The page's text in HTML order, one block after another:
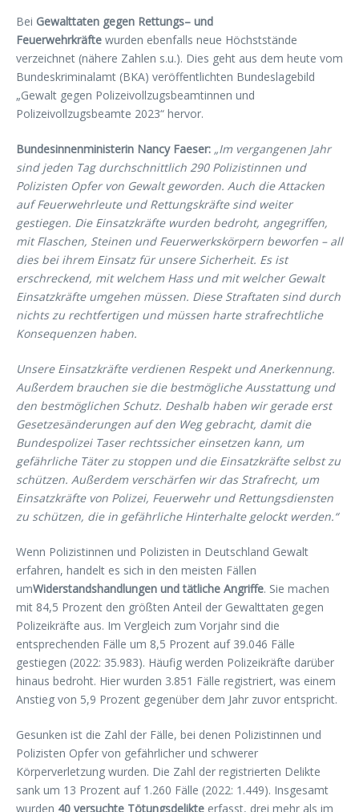
Bei Gewalttaten gegen Rettungs– und
Feuerwehrkräfte wurden ebenfalls neue Höchststände
verzeichnet (nähere Zahlen s.u.). Dies geht aus dem heute vom
Bundeskriminalamt (BKA) veröffentlichten Bundeslagebild
„Gewalt gegen Polizeivollzugsbeamtinnen und
Polizeivollzugsbeamte 2023“ hervor.
Bundesinnenministerin Nancy Faeser: „Im vergangenen Jahr
sind jeden Tag durchschnittlich 290 Polizistinnen und
Polizisten Opfer von Gewalt geworden. Auch die Attacken
auf Feuerwehrleute und Rettungskräfte sind weiter
gestiegen. Die Einsatzkräfte wurden bedroht, angegriffen,
mit Flaschen, Steinen und Feuerwerkskörpern beworfen – all
dies bei ihrem Einsatz für unsere Sicherheit. Es ist
erschreckend, mit welchem Hass und mit welcher Gewalt
Einsatzkräfte umgehen müssen. Diese Straftaten sind durch
nichts zu rechtfertigen und müssen harte strafrechtliche
Konsequenzen haben.
Unsere Einsatzkräfte verdienen Respekt und Anerkennung.
Außerdem brauchen sie die bestmögliche Ausstattung und
den bestmöglichen Schutz. Deshalb haben wir gerade erst
Gesetzesänderungen auf den Weg gebracht, damit die
Bundespolizei Taser rechtssicher einsetzen kann, um
gefährliche Täter zu stoppen und die Einsatzkräfte selbst zu
schützen. Außerdem verschärfen wir das Strafrecht, um
Einsatzkräfte von Polizei, Feuerwehr und Rettungsdiensten
zu schützen, die in gefährliche Hinterhalte gelockt werden.“
Wenn Polizistinnen und Polizisten in Deutschland Gewalt
erfahren, handelt es sich in den meisten Fällen
umWiderstandshandlungen und tätliche Angriffe. Sie machen
mit 84,5 Prozent den größten Anteil der Gewalttaten gegen
Polizeikräfte aus. Im Vergleich zum Vorjahr sind die
entsprechenden Fälle um 8,5 Prozent auf 39.046 Fälle
gestiegen (2022: 35.983). Häufig werden Polizeikräfte darüber
hinaus bedroht. Hier wurden 3.851 Fälle registriert, was einem
Anstieg von 5,9 Prozent gegenüber dem Jahr zuvor entspricht.
Gesunken ist die Zahl der Fälle, bei denen Polizistinnen und
Polizisten Opfer von gefährlicher und schwerer
Körperverletzung wurden. Die Zahl der registrierten Delikte
sank um 13 Prozent auf 1.260 Fälle (2022: 1.449). Insgesamt
wurden 40 versuchte Tötungsdelikte erfasst, drei mehr als im